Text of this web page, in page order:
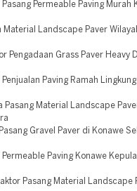
Permeable Paving Murah
Material Landscape Paver
Pengadaan Grass Paver Heavy
Paving Ramah
Pasang Material Landscape
Gravel Paver di Konawe
Paving Konawe
Pasang Material Landscape